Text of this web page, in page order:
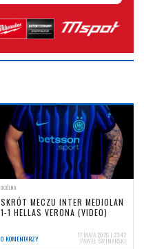
OGÓLNA
SKRÓT MECZU INTER MEDIOLAN
1-1 HELLAS VERONA (VIDEO)
0 KOMENTARZY 17 MAJA 2026 | 23:42
PAWEŁ ŚWINARSKI